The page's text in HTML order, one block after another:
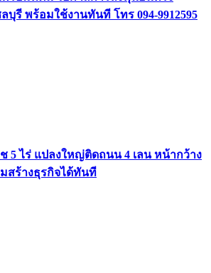
บุรี พร้อมใช้งานทันที โทร 094-9912595
5 ไร่ แปลงใหญ่ติดถนน 4 เลน หน้ากว้าง
สร้างธุรกิจได้ทันที